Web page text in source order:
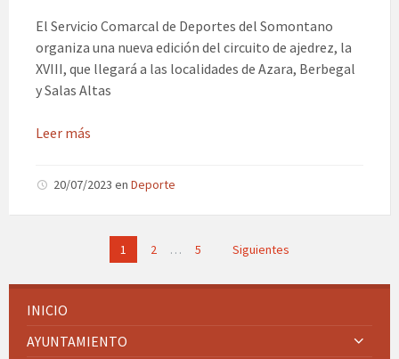
El Servicio Comarcal de Deportes del Somontano
organiza una nueva edición del circuito de ajedrez, la
XVIII, que llegará a las localidades de Azara, Berbegal
y Salas Altas
Leer más
20/07/2023 en Deporte
entradas
1 2 … 5 Siguientes
INICIO
AYUNTAMIENTO